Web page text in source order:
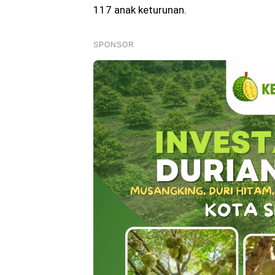
117 anak keturunan.
SPONSOR